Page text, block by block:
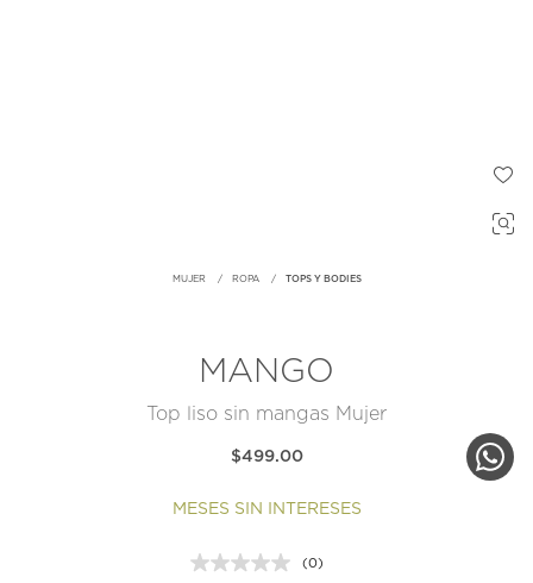
MUJER ROPA TOPS Y BODIES
MANGO
Top liso sin mangas Mujer
$499.00
MESES SIN INTERESES
Sin
(0)